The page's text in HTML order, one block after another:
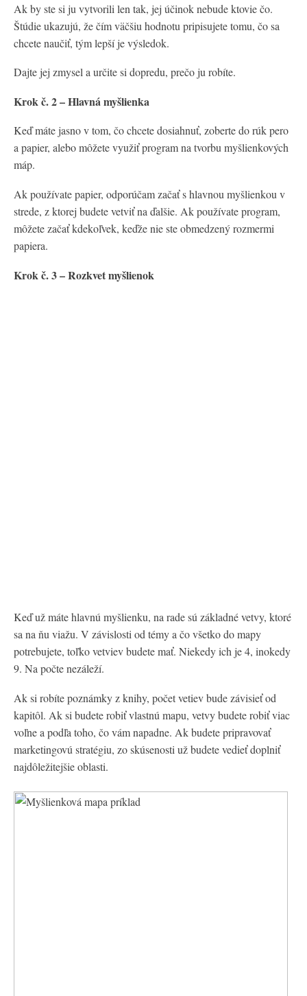
Ak by ste si ju vytvorili len tak, jej účinok nebude ktovie čo.
Štúdie ukazujú, že čím väčšiu hodnotu pripisujete tomu, čo sa
chcete naučiť, tým lepší je výsledok.
Dajte jej zmysel a určite si dopredu, prečo ju robíte.
Krok č. 2 – Hlavná myšlienka
Keď máte jasno v tom, čo chcete dosiahnuť, zoberte do rúk pero
a papier, alebo môžete využiť program na tvorbu myšlienkových
máp.
Ak používate papier, odporúčam začať s hlavnou myšlienkou v
strede, z ktorej budete vetviť na ďalšie. Ak používate program,
môžete začať kdekoľvek, keďže nie ste obmedzený rozmermi
papiera.
Krok č. 3 – Rozkvet myšlienok
Keď už máte hlavnú myšlienku, na rade sú základné vetvy, ktoré
sa na ňu viažu. V závislosti od témy a čo všetko do mapy
potrebujete, toľko vetviev budete mať. Niekedy ich je 4, inokedy
9. Na počte nezáleží.
Ak si robíte poznámky z knihy, počet vetiev bude závisieť od
kapitôl. Ak si budete robiť vlastnú mapu, vetvy budete robiť viac
voľne a podľa toho, čo vám napadne. Ak budete pripravovať
marketingovú stratégiu, zo skúsenosti už budete vedieť doplniť
najdôležitejšie oblasti.